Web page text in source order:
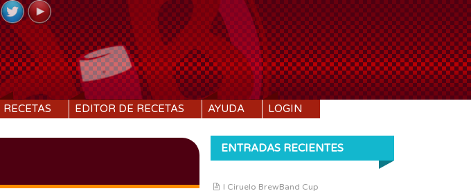
RECETAS EDITOR DE RECETAS AYUDA LOGIN
ENTRADAS RECIENTES
I Ciruelo BrewBand Cup